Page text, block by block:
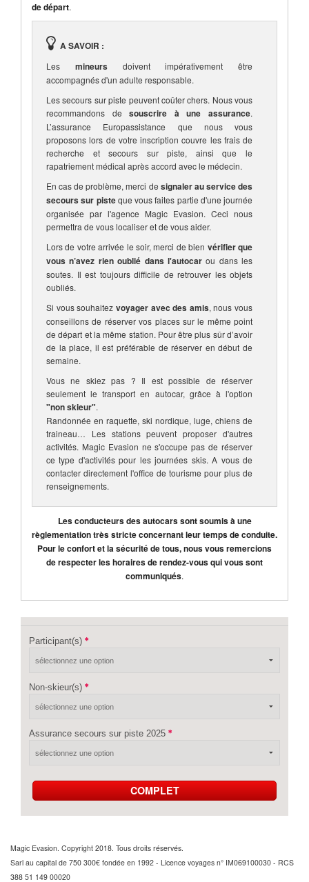
de départ.
A SAVOIR :
Les mineurs doivent impérativement être
accompagnés d'un adulte responsable.
Les secours sur piste peuvent coûter chers. Nous vous
recommandons desouscrire à une assurance.
L’assurance Europassistance que nous vous
proposons lors de votre inscription couvre les frais de
recherche et secours sur piste, ainsi que le
rapatriement médical après accord avec le médecin.
En cas de problème, merci de signaler au service des
secours sur pisteque vous faites partie d'une journée
organisée par l'agence Magic Evasion. Ceci nous
permettra de vous localiser et de vous aider.
Lors de votre arrivée le soir, merci de bien vérifier que
vous n’avez rien oublié dans l'autocarou dans les
soutes. Il est toujours difficile de retrouver les objets
oubliés.
Si vous souhaitez voyager avec des amis, nous vous
conseillons de réserver vos places sur le même point
de départ et la même station. Pour être plus sûr d’avoir
de la place, il est préférable de réserver en début de
semaine.
Vous ne skiez pas ? Il est possible de réserver
seulement le transport en autocar, grâce à l'option
"non skieur".
Randonnée en raquette, ski nordique, luge, chiens de
traineau… Les stations peuvent proposer d'autres
activités. Magic Evasion ne s'occupe pas de réserver
ce type d'activités pour les journées skis. A vous de
contacter directement l'office de tourisme pour plus de
renseignements.
Les conducteurs des autocars sont soumis à une
règlementation très stricte concernant leur temps de conduite.
Pour le confort et la sécurité de tous, nous vous remercions
de respecter les horaires de rendez-vous qui vous sont
communiqués.
Participant(s)
Non-skieur(s)
Assurance secours sur piste 2025
COMPLET
Magic Evasion. Copyright 2018. Tous droits réservés.
Sarl au capital de 750 300€ fondée en 1992 - Licence voyages n° IM069100030 - RCS
388 51 149 00020